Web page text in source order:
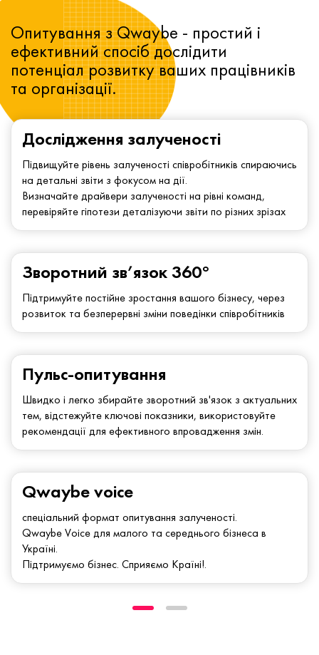
Дослідження залученості
Підвищуйте рівень залученості співробітників спираючись
на детальні звіти з фокусом на дії.
Визначайте драйвери залученості на рівні команд,
перевіряйте гіпотези деталізуючи звіти по різних зрізах
Зворотний зв’язок 360°
Підтримуйте постійне зростання вашого бізнесу, через
розвиток та безперервні зміни поведінки співробітників
Опитування з Qwaybe - простий і
ефективний спосіб дослідити
потенціал розвитку ваших працівників
та організації.
Qwaybe voice
спеціальний формат опитування залученості.
Qwaybe Voice для малого та середнього бізнеса в
Україні.
Підтримуємо бізнес. Сприяємо Країні!.
Пульс-опитування
Швидко і легко збирайте зворотний зв'язок з актуальних
тем, відстежуйте ключові показники, використовуйте
рекомендації для ефективного впровадження змін.